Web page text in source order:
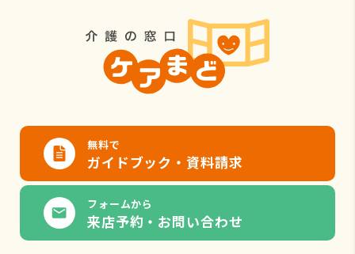
無料で
ガイドブック・資料請求
フォームから
来店予約・お問い合わせ